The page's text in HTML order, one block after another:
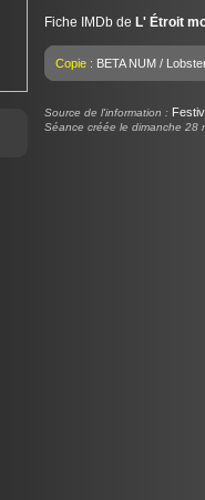
Fiche IMDb de L' Étroit
Copie : BETA NUM /
Source de l'information :
Séance créée le dimanche 28